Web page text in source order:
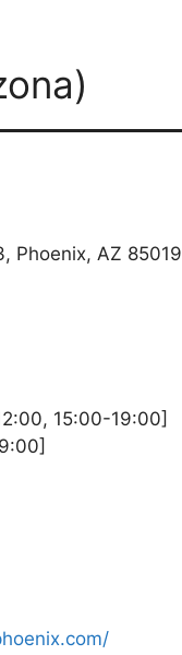
Phoenix, AZ 85019
15:00-19:00]